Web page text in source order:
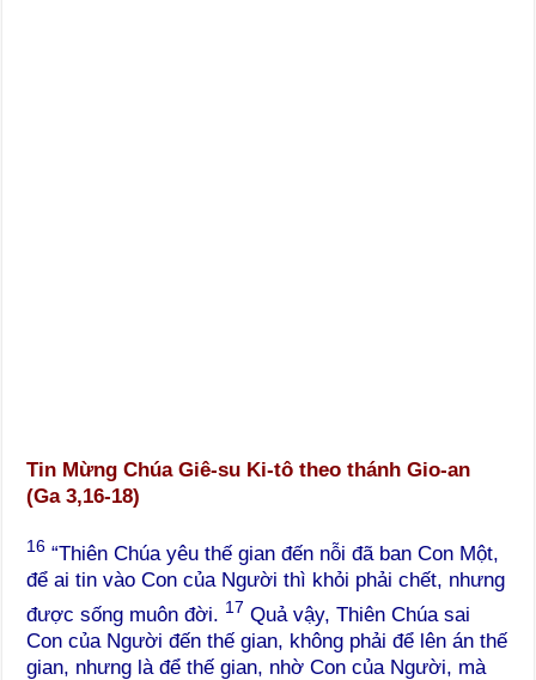
Tin Mừng Chúa Giê-su Ki-tô theo thánh Gio-an
(Ga 3,16-18)
16 “Thiên Chúa yêu thế gian đến nỗi đã ban Con Một,
để ai tin vào Con của Người thì khỏi phải chết, nhưng
được sống muôn đời. 17 Quả vậy, Thiên Chúa sai
Con của Người đến thế gian, không phải để lên án thế
gian, nhưng là để thế gian, nhờ Con của Người, mà